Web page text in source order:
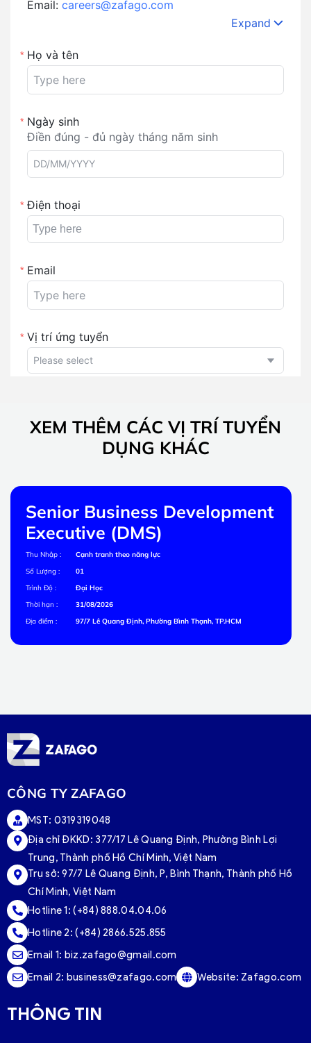
XEM THÊM CÁC VỊ TRÍ TUYỂN
DỤNG KHÁC
Accountant Executive
Thu Nhập :
8.000.000 - 10.000.000 đồng/tháng
Số Lượng :
Trình Độ :
Thời hạn :
31/08/2026
Địa điểm :
97/7 Lê Quang Định, Phường Bình Thạnh, TP.HCM
CÔNG TY ZAFAGO
MST: 0319319048
Địa chỉ ĐKKD: 377/17 Lê Quang Định, Phường Bình Lợi
Trung, Thành phố Hồ Chí Minh, Việt Nam
Trụ sở:97/7 Lê Quang Định, P, Bình Thạnh, Thành phố Hồ
Chí Minh, Việt Nam
Hotline 1:(+84) 888.04.04.06
Hotline 2:(+84) 2866.525.855
Email 1: biz.zafago@gmail.com
Email 2: business@zafago.com Website: Zafago.com
THÔNG TIN